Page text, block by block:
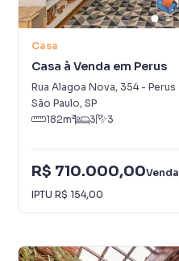
Casa
Casa à Venda em Perus
Rua Alagoa Nova, 354- Perus
São Paulo, SP
182m² 3 3
R$ 710.000,00Venda
IPTU R$ 154,00